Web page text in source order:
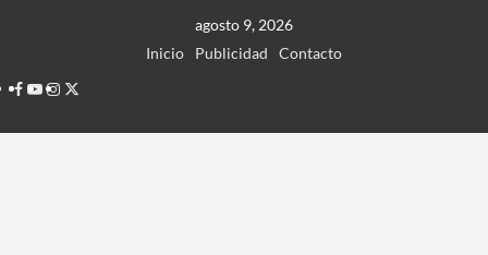
agosto 9, 2026
Inicio
Publicidad
Contacto
Facebook
Youtube
Instagram
Twitter